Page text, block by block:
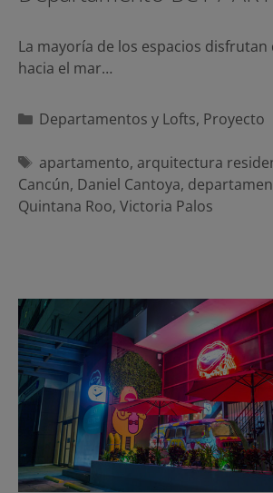
La mayoría de los espacios disfrutan
hacia el mar…
Categorías
Departamentos y Lofts, Proyecto
Etiquetas
apartamento, arquitectura
Cancún, Daniel Cantoya,
Quintana Roo, Victoria Palos